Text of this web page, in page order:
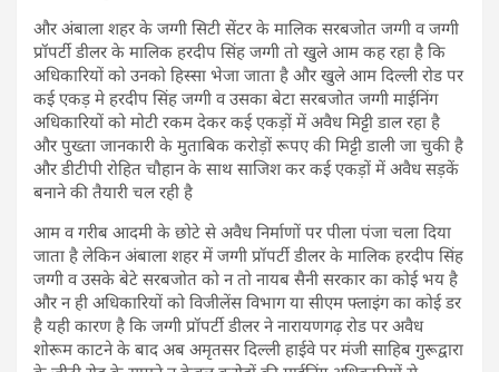
और अंबाला शहर के जग्गी सिटी सेंटर के मालिक सरबजोत जग्गी व जग्गी
प्रॉपर्टी डीलर के मालिक हरदीप सिंह जग्गी तो खुले आम कह रहा है कि
अधिकारियों को उनको हिस्सा भेजा जाता है और खुले आम दिल्ली रोड पर
कई एकड़ मे हरदीप सिंह जग्गी व उसका बेटा सरबजोत जग्गी माईनिंग
अधिकारियों को मोटी रकम देकर कई एकड़ों में अवैध मिट्टी डाल रहा है
और पुख्ता जानकारी के मुताबिक करोड़ों रूपए की मिट्टी डाली जा चुकी है
और डीटीपी रोहित चौहान के साथ साजिश कर कई एकड़ों में अवैध सड़कें
बनाने की तैयारी चल रही है
आम व गरीब आदमी के छोटे से अवैध निर्माणों पर पीला पंजा चला दिया
जाता है लेकिन अंबाला शहर में जग्गी प्रॉपर्टी डीलर के मालिक हरदीप सिंह
जग्गी व उसके बेटे सरबजोत को न तो नायब सैनी सरकार का कोई भय है
और न ही अधिकारियों को विजीलेंस विभाग या सीएम फ्लाइंग का कोई डर
है यही कारण है कि जग्गी प्रॉपर्टी डीलर ने नारायणगढ़ रोड पर अवैध
शोरूम काटने के बाद अब अमृतसर दिल्ली हाईवे पर मंजी साहिब गुरूद्वारा